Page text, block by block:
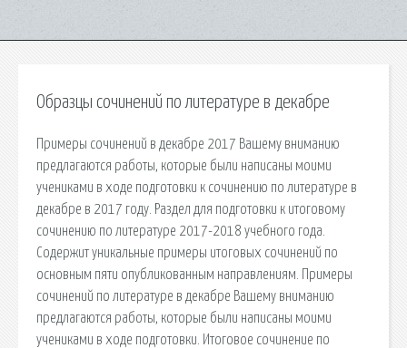
Образцы сочинений по литературе в декабре
Примеры сочинений в декабре 2017 Вашему вниманию
предлагаются работы, которые были написаны моими
учениками в ходе подготовки к сочинению по литературе в
декабре в 2017 году. Раздел для подготовки к итоговому
сочинению по литературе 2017-2018 учебного года.
Содержит уникальные примеры итоговых сочинений по
основным пяти опубликованным направлениям. Примеры
сочинений по литературе в декабре Вашему вниманию
предлагаются работы, которые были написаны моими
учениками в ходе подготовки. Итоговое сочинение по